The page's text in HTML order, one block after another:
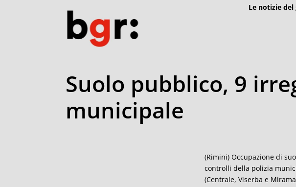
Le notizie del
Suolo pubblico, 9
municipale
(Rimini) Occupazione di
controlli della polizia
(Centrale, Viserba e